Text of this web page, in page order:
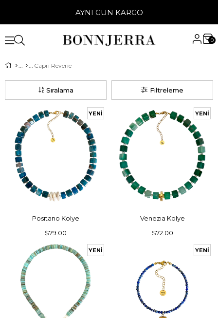
AYNI GÜN KARGO
0
Capri Reverie
Filtreleme
Sıralama
SEPETE EKLE
Positano Kolye
$79.00
YENI
ÜRÜN
SEPETE EKLE
Venezia Kolye
$72.00
YENI
ÜRÜN
YENI
YENI